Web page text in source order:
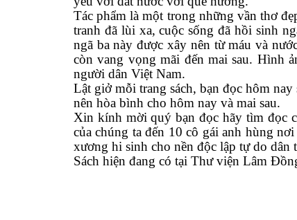
Tác phẩmlà một trong những vần thơ
tranh đã lùi xa, cuộc sống đã hồi sinh
ngã ba này được xây nên từ máu và
còn vang vọng mãi đến mai sau. Hình
người dân Việt Nam.
Lật giở mỗi trang sách, bạn đọc hôm
nên hòa bình cho hôm nay và mai sau.
Xin kính mời quý bạn đọc hãy tìm đọc
của chúng ta đến 10 cô gái anh hùng
xương hi sinh cho nền độc lập tự do dân
Sách hiện đang có tại Thư viện Lâm